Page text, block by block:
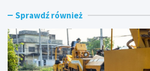
o
d
o
i
m
e
z
n
a
j
Sprawdź również